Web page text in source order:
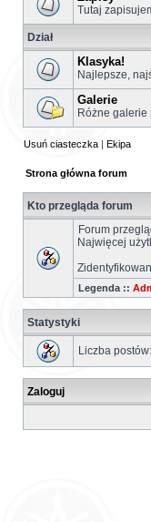
Tutaj
Dział
Klasyka!
Najlepsze,
Galerie
Różne galerie
Usuń ciasteczka | Ekipa
Strona główna forum
Kto przegląda forum
Forum
Najwięcej
Legenda ::
Statystyki
Liczba postów:
Zaloguj